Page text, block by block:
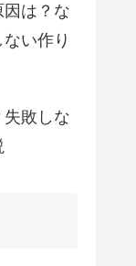
は？な
い作り
敗しな